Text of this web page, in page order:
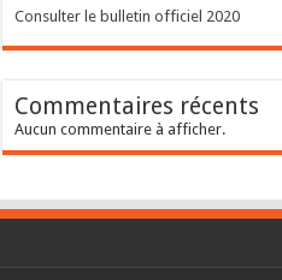
Consulter le bulletin officiel 2020
Commentaires récents
Aucun commentaire à afficher.